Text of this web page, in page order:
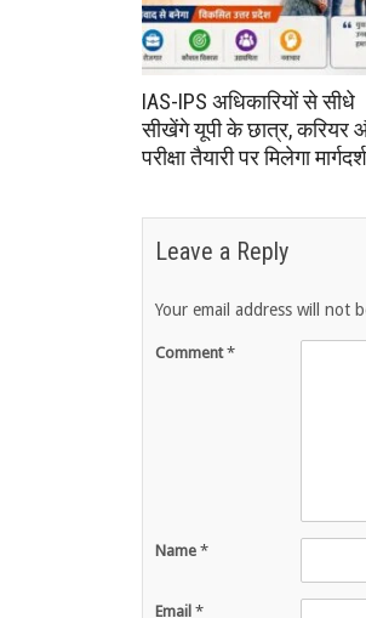
IAS-IPS अधिकारियों से सीधे
सीखेंगे यूपी के छात्र, करियर
परीक्षा तैयारी पर मिलेगा
Leave a Reply
Your email address will not
Comment*
Name *
Email *